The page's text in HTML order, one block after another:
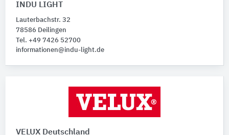
INDU LIGHT
Lauterbachstr. 32
78586 Deilingen
Tel. +49 7426 52700
informationen@indu-light.de
VELUX Deutschland